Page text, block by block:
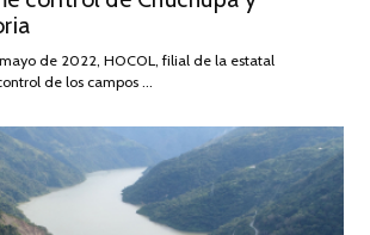
2026
de 2022, HOCOL, filial de la estatal
de los campos …